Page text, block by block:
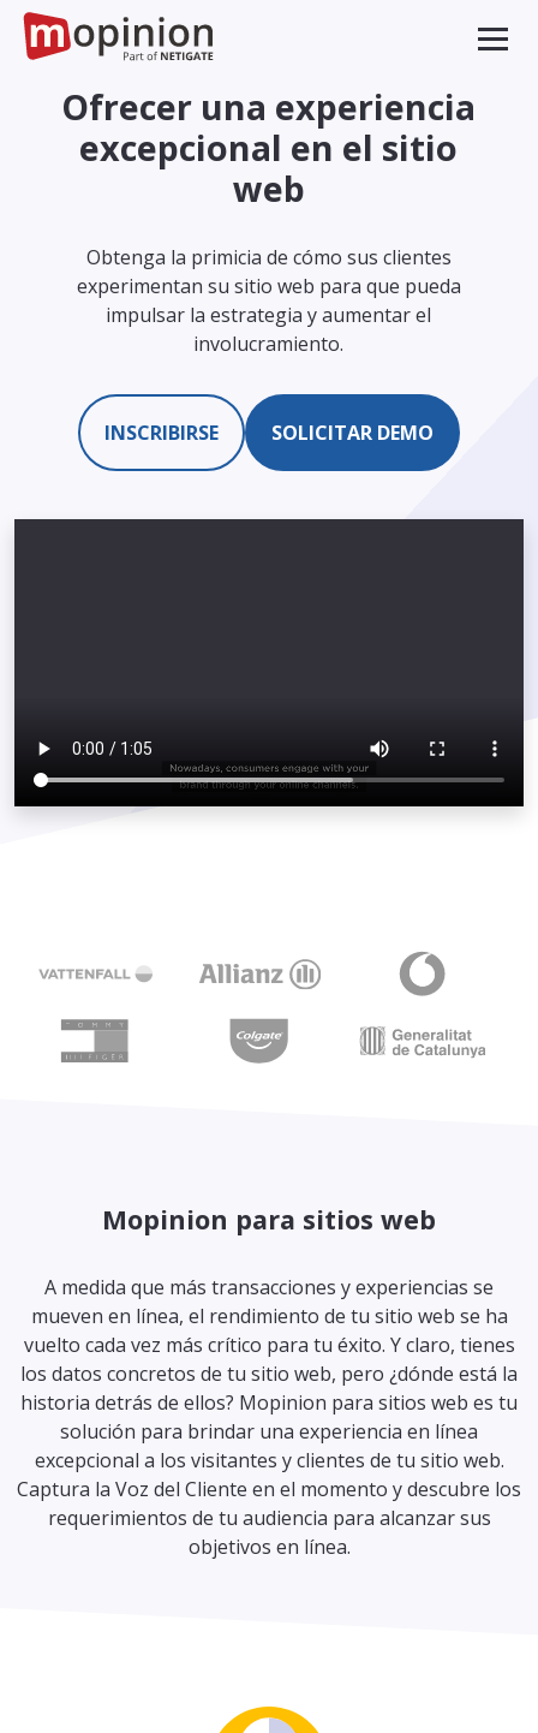
Ofrecer una experiencia
excepcional en el sitio
web
Obtenga la primicia de cómo sus clientes
experimentan su sitio web para que pueda
impulsar la estrategia y aumentar el
involucramiento.
INSCRIBIRSE SOLICITAR DEMO
Mopinion para sitios web
A medida que más transacciones y experiencias se
mueven en línea, el rendimiento de tu sitio web se ha
vuelto cada vez más crítico para tu éxito. Y claro, tienes
los datos concretos de tu sitio web, pero ¿dónde está la
historia detrás de ellos? Mopinion para sitios web es tu
solución para brindar una experiencia en línea
excepcional a los visitantes y clientes de tu sitio web.
Captura la Voz del Cliente en el momento y descubre los
requerimientos de tu audiencia para alcanzar sus
objetivos en línea.